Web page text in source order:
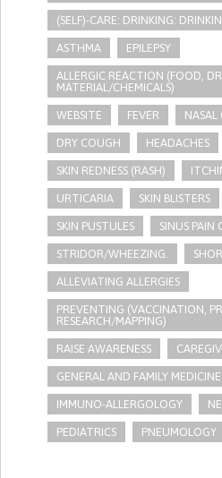
(SELF)-CARE: DRINKING:
ASTHMA EPILEPSY
ALLERGIC REACTION (FOOD,
MATERIAL/CHEMICALS)
WEBSITE FEVER NASAL
DRY COUGH HEADACHES
SKIN REDNESS (RASH)
URTICARIA SKIN BLISTERS
SKIN PUSTULES SINUS PAIN
STRIDOR/WHEEZING.
ALLEVIATING ALLERGIES
PREVENTING (VACCINATION,
RESEARCH/MAPPING)
RAISE AWARENESS
GENERAL AND FAMILY MEDICINE
IMMUNO-ALLERGOLOGY
PEDIATRICS PNEUMOLOGY